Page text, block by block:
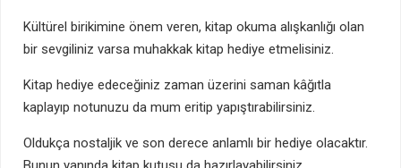
Kültürel birikimine önem veren, kitap okuma alışkanlığı olan
bir sevgiliniz varsa muhakkak kitap hediye etmelisiniz.
Kitap hediye edeceğiniz zaman üzerini saman kâğıtla
kaplayıp notunuzu da mum eritip yapıştırabilirsiniz.
Oldukça nostaljik ve son derece anlamlı bir hediye olacaktır.